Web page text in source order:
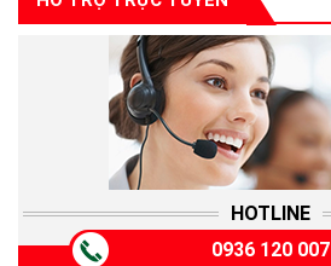
HOTLINE
0936 120 007